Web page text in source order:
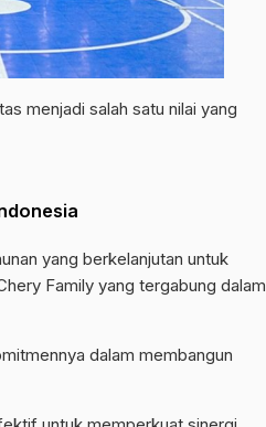
menjadi salah satu nilai yang
yang berkelanjutan untuk
Family yang tergabung dalam
dalam membangun